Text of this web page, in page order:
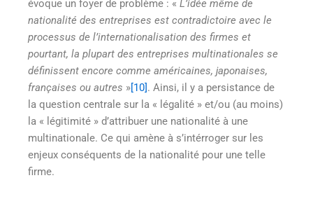
évoque un foyer de problème : « L’idée même de
nationalité des entreprises est contradictoire avec le
processus de l’internationalisation des firmes et
pourtant, la plupart des entreprises multinationales se
définissent encore comme américaines, japonaises,
françaises ou autres »[10]. Ainsi, il y a persistance de
la question centrale sur la « légalité » et/ou (au moins)
la « légitimité » d’attribuer une nationalité à une
multinationale. Ce qui amène à s’intérroger sur les
enjeux conséquents de la nationalité pour une telle
firme.